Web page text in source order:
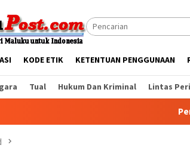
KODE ETIK KETENTUAN PENGGUNAAN
Tual Hukum Dan Kriminal Lintas
Pertamina